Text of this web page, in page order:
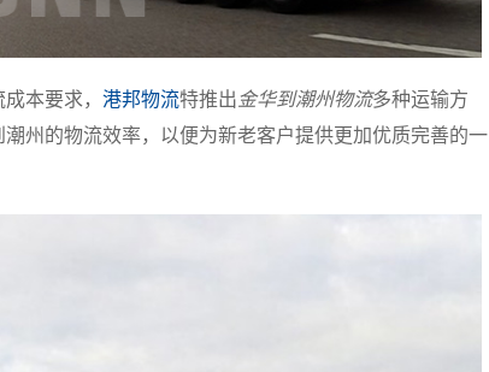
本要求， 港邦物流特推出 金华到潮州物流多种运输方
州的物流效率，以便为新老客户提供更加优质完善的一